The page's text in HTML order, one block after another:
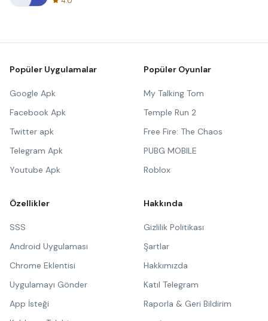
Popüler Uygulamalar
Google Apk
Facebook Apk
Twitter apk
Telegram Apk
Youtube Apk
Popüler Oyunlar
My Talking Tom
Temple Run 2
Free Fire: The Chaos
PUBG MOBILE
Roblox
Özellikler
SSS
Android Uygulaması
Chrome Eklentisi
Uygulamayı Gönder
App İsteği
Hakkında
Gizlilik Politikası
Şartlar
Hakkımızda
Katıl Telegram
Raporla & Geri Bildirim